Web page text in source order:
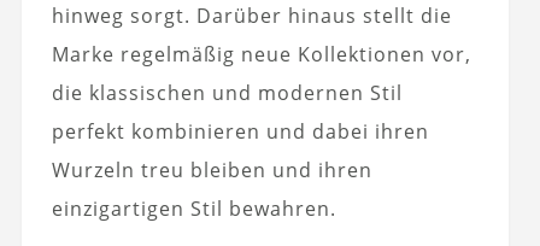
hinweg sorgt. Darüber hinaus stellt die
Marke regelmäßig neue Kollektionen vor,
die klassischen und modernen Stil
perfekt kombinieren und dabei ihren
Wurzeln treu bleiben und ihren
einzigartigen Stil bewahren.